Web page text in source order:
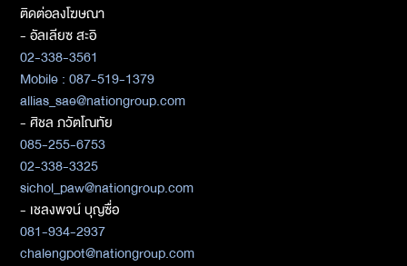
ติดต่อลงโฆษณา
- อัลเลียซ สะอิ
02-338-3561
Mobile : 087-519-1379
allias_sae@nationgroup.com
- ศิชล ภวัตโณทัย
085-255-6753
02-338-3325
sichol_paw@nationgroup.com
- เชลงพจน์ บุญซื่อ
081-934-2937
chalengpot@nationgroup.com